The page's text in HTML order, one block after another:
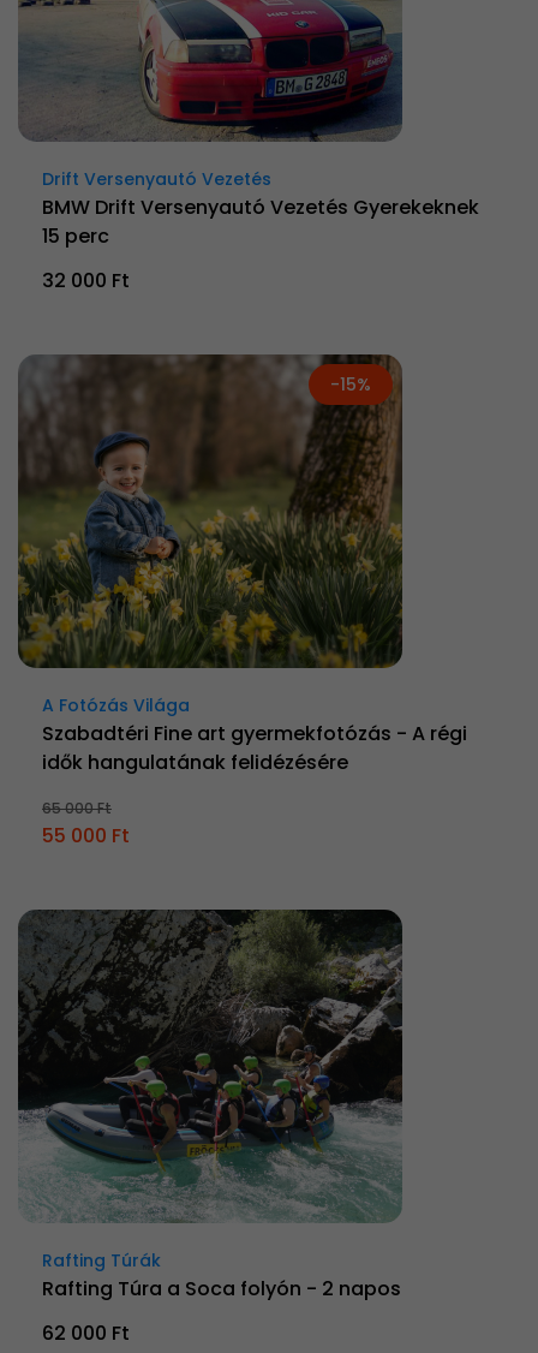
Drift Versenyautó Vezetés
BMW Drift Versenyautó Vezetés Gyerekeknek
15 perc
32 000 Ft
-15%
A Fotózás Világa
Szabadtéri Fine art gyermekfotózás - A régi
idők hangulatának felidézésére
65 000 Ft
55 000 Ft
Rafting Túrák
Rafting Túra a Soca folyón - 2 napos
62 000 Ft